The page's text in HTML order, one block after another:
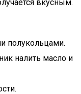
вкусным.
полукольцами.
налить масло и